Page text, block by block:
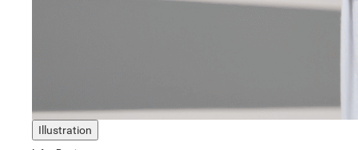
Illustration